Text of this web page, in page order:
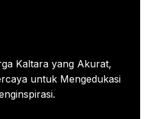
Kaltara yang Akurat,
untuk Mengedukasi